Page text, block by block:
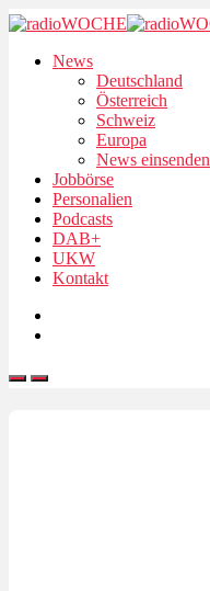
News
Deutschland
Österreich
Schweiz
Europa
News einsenden
Jobbörse
Personalien
Podcasts
DAB+
UKW
Kontakt